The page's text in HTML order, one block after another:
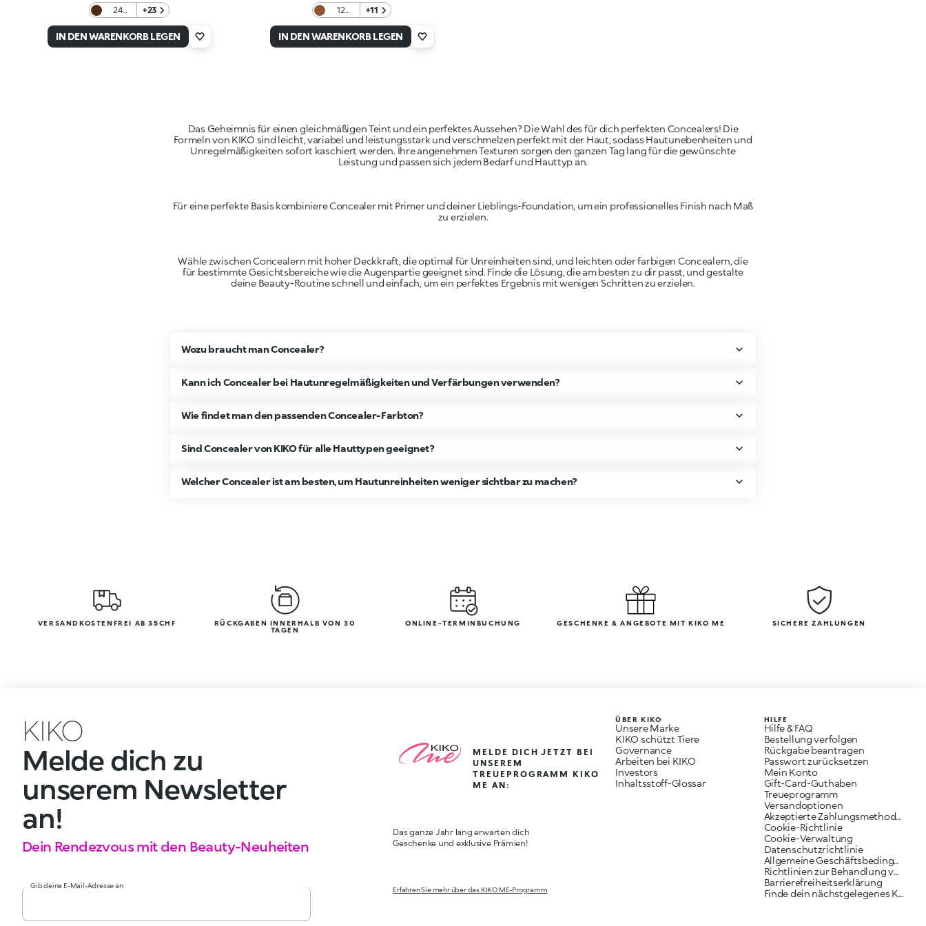
24
Cocoa
+23
IN DEN WARENKORB LEGEN
12
Cocoa
+11
IN DEN WARENKORB LEGEN
Das Geheimnis für einen gleichmäßigen Teint und ein perfektes Aussehen? Die Wahl des für dich perfekten Concealers! Die
Formeln von KIKO sind leicht, variabel und leistungsstark und verschmelzen perfekt mit der Haut, sodass Hautunebenheiten und
Unregelmäßigkeiten sofort kaschiert werden. Ihre angenehmen Texturen sorgen den ganzen Tag lang für die gewünschte
Leistung und passen sich jedem Bedarf und Hauttyp an.
Für eine perfekte Basis kombiniere Concealer mit Primer und deiner Lieblings-Foundation, um ein professionelles Finish nach Maß
zu erzielen.
Wähle zwischen Concealern mit hoher Deckkraft, die optimal für Unreinheiten sind, und leichten oder farbigen Concealern, die
für bestimmte Gesichtsbereiche wie die Augenpartie geeignet sind. Finde die Lösung, die am besten zu dir passt, und gestalte
deine Beauty-Routine schnell und einfach, um ein perfektes Ergebnis mit wenigen Schritten zu erzielen.
Wozu braucht man Concealer?
Kann ich Concealer bei Hautunregelmäßigkeiten und Verfärbungen verwenden?
Wie findet man den passenden Concealer-Farbton?
Sind Concealer von KIKO für alle Hauttypen geeignet?
Welcher Concealer ist am besten, um Hautunreinheiten weniger sichtbar zu machen?
VERSANDKOSTENFREI AB 35CHF
RÜCKGABEN INNERHALB VON 30
TAGEN
ONLINE-TERMINBUCHUNG GESCHENKE & ANGEBOTE MIT KIKO ME SICHERE ZAHLUNGEN
KIKO
Melde dich zu
unserem Newsletter
an!
Dein Rendezvous mit den Beauty-Neuheiten
Gib deine E-Mail-Adresse an
MELDE DICH JETZT BEI
UNSEREM
TREUEPROGRAMM KIKO
ME AN:
Das ganze Jahr lang erwarten dich
Geschenke und exklusive Prämien!
Erfahren Sie mehr über das KIKO ME-Programm
ÜBER KIKO
Unsere Marke
KIKO schützt Tiere
Governance
Arbeiten bei KIKO
Investors
Inhaltsstoff-Glossar
HILFE
Hilfe & FAQ
Bestellung verfolgen
Rückgabe beantragen
Passwort zurücksetzen
Mein Konto
Gift-Card-Guthaben
Treueprogramm
Versandoptionen
Akzeptierte Zahlungsmethoden
Cookie-Richtlinie
Cookie-Verwaltung
Datenschutzrichtlinie
Allgemeine Geschäftsbedingungen
Richtlinien zur Behandlung von Reklamationen
Barrierefreiheitserklärung
Finde dein nächstgelegenes KIKO Geschäft